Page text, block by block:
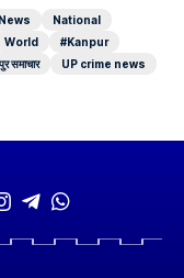
National
World
#Kanpur
समाचार UP crime news